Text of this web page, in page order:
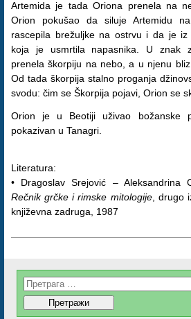
Artemida je tada Oriona prenela na
Orion pokušao da siluje Artemidu
rascepila brežuljke na ostrvu i da je iz
koja je usmrtila napasnika. U znak
prenela škorpiju na nebo, a u njenu
Od tada škorpija stalno proganja
svodu: čim se Škorpija pojavi, Orion se
Orion je u Beotiji uživao božanske
pokazivan u Tanagri.
Literatura:
• Dragoslav Srejović – Aleksandrina
Rečnik grčke i rimske mitologije, drugo
književna zadruga, 1987